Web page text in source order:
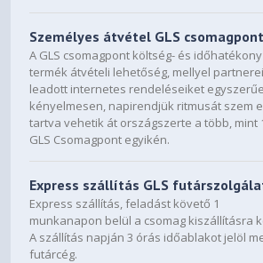
Személyes átvétel GLS
A GLS csomagpont költség- és időhatékony
termék átvételi lehetőség, mellyel
leadott internetes rendeléseiket
kényelmesen, napirendjük ritmusát szem
tartva vehetik át országszerte a több, mint
GLS Csomagpont egyikén.
Express szállítás GLS
Express szállítás, feladást követő 1
munkanapon belül a csomag kiszállításra
A szállítás napján 3 órás időablakot jelöl
futárcég.